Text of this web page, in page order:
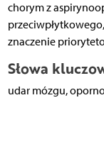
chorym z
znaczenie
Słowa
udar mózgu,